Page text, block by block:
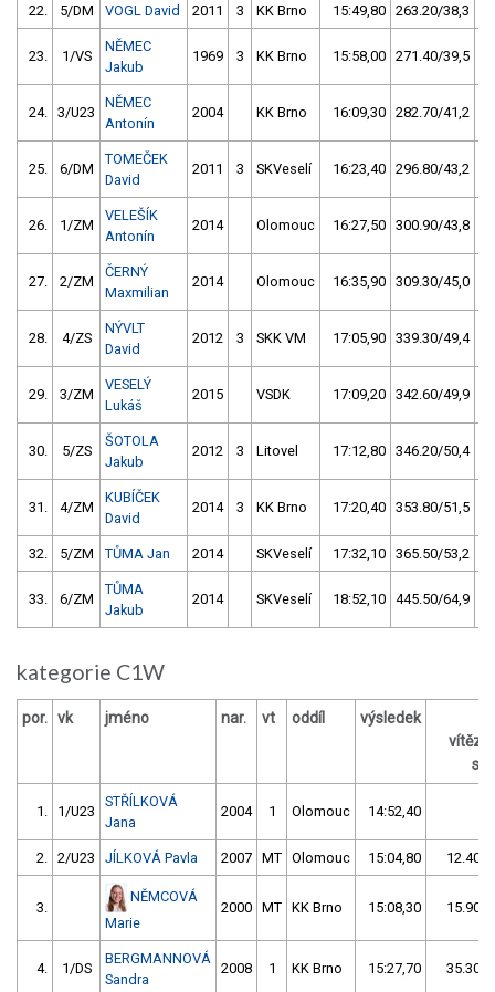
22. 5/DM VOGL David 2011 3 KK Brno 15:49,80 263.20/38,3
23. 1/VS
NĚMEC
Jakub
1969 3 KK Brno 15:58,00 271.40/39,5
24. 3/U23
NĚMEC
Antonín
2004 KK Brno 16:09,30 282.70/41,2
25. 6/DM
TOMEČEK
David
2011 3 SKVeselí 16:23,40 296.80/43,2
26. 1/ZM
VELEŠÍK
Antonín
2014 Olomouc 16:27,50 300.90/43,8
27. 2/ZM
ČERNÝ
Maxmilian
2014 Olomouc 16:35,90 309.30/45,0
28. 4/ZS
NÝVLT
David
2012 3 SKK VM 17:05,90 339.30/49,4
29. 3/ZM
VESELÝ
Lukáš
2015 VSDK 17:09,20 342.60/49,9
30. 5/ZS
ŠOTOLA
Jakub
2012 3 Litovel 17:12,80 346.20/50,4
31. 4/ZM
KUBÍČEK
David
2014 3 KK Brno 17:20,40 353.80/51,5
32. 5/ZM TŮMA Jan 2014 SKVeselí 17:32,10 365.50/53,2
33. 6/ZM
TŮMA
Jakub
2014 SKVeselí 18:52,10 445.50/64,9
kategorie C1W
por. vk jméno nar. vt oddíl výsledek
s /
1. 1/U23
STŘÍLKOVÁ
Jana
2004 1 Olomouc 14:52,40
2. 2/U23 JÍLKOVÁ Pavla 2007 MT Olomouc 15:04,80 12.40/
3.
NĚMCOVÁ
Marie
2000 MT KK Brno 15:08,30 15.90/
4. 1/DS
BERGMANNOVÁ
Sandra
2008 1 KK Brno 15:27,70 35.30/